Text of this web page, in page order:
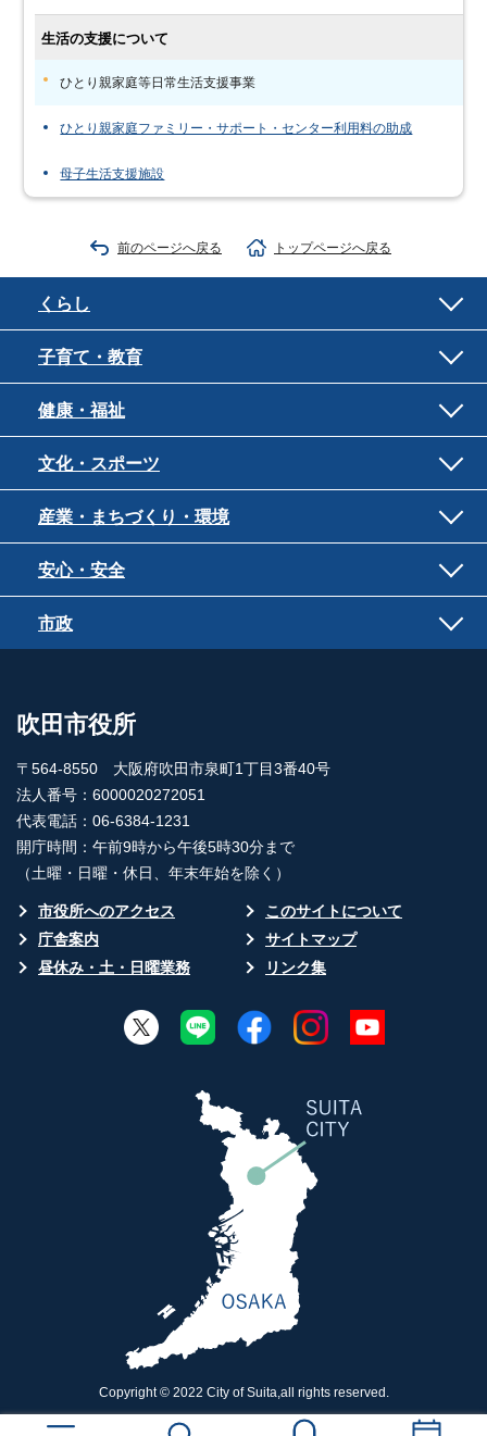
生活の支援について
ひとり親家庭等日常生活支援事業
ひとり親家庭ファミリー・サポート・センター利用料の助成
母子生活支援施設
前のページへ戻る トップページへ戻る
くらし
子育て・教育
健康・福祉
文化・スポーツ
産業・まちづくり・環境
安心・安全
市政
吹田市役所
〒564-8550 大阪府吹田市泉町1丁目3番40号
法人番号：6000020272051
代表電話：06-6384-1231
開庁時間：午前9時から午後5時30分まで
（土曜・日曜・休日、年末年始を除く）
市役所へのアクセス
このサイトについて
庁舎案内
サイトマップ
昼休み・土・日曜業務
リンク集
Copyright © 2022 City of Suita,all rights reserved.